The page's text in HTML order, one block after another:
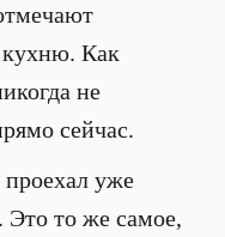
кухню. Как
не
сейчас.
проехал уже
Это то же самое,